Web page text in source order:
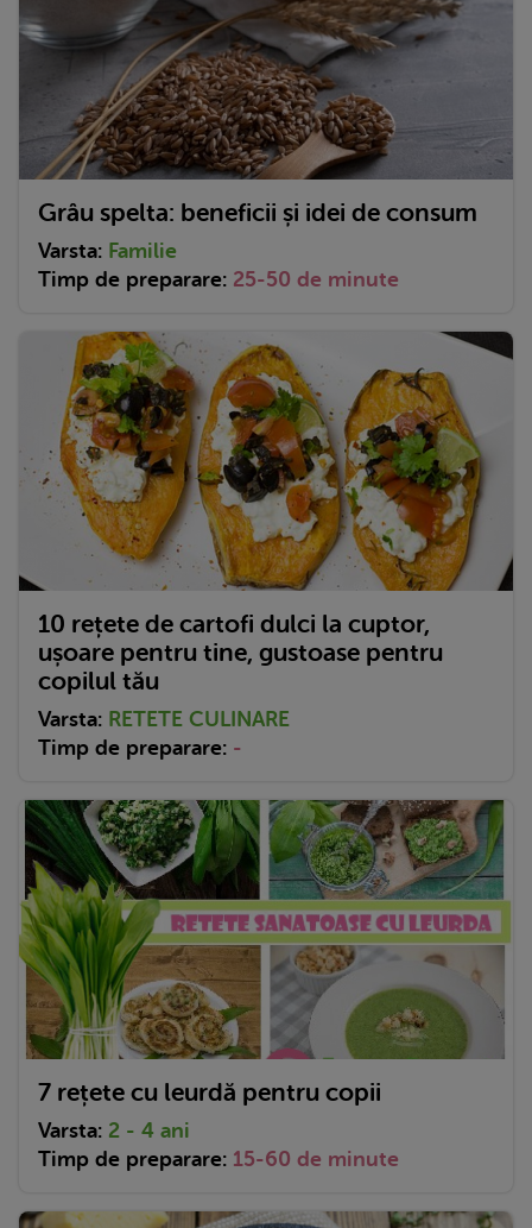
Grâu spelta: beneficii și idei de consum
Varsta: Familie
Timp de preparare: 25-50 de minute
10 rețete de cartofi dulci la cuptor,
ușoare pentru tine, gustoase pentru
copilul tău
Varsta: RETETE CULINARE
Timp de preparare: -
7 rețete cu leurdă pentru copii
Varsta: 2 - 4 ani
Timp de preparare: 15-60 de minute